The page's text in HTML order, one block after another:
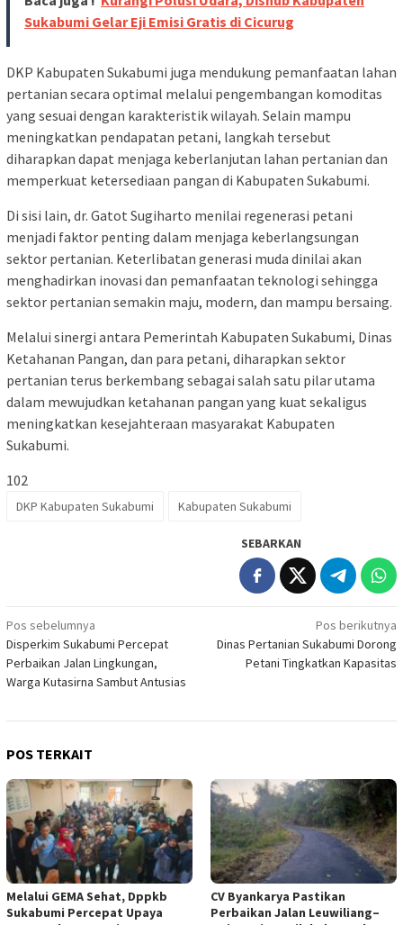
Sukabumi Gelar Eji Emisi Gratis di Cicurug
DKP Kabupaten Sukabumi juga mendukung pemanfaatan lahan
pertanian secara optimal melalui pengembangan komoditas
yang sesuai dengan karakteristik wilayah. Selain mampu
meningkatkan pendapatan petani, langkah tersebut
diharapkan dapat menjaga keberlanjutan lahan pertanian dan
memperkuat ketersediaan pangan di Kabupaten Sukabumi.
Di sisi lain, dr. Gatot Sugiharto menilai regenerasi petani
menjadi faktor penting dalam menjaga keberlangsungan
sektor pertanian. Keterlibatan generasi muda dinilai akan
menghadirkan inovasi dan pemanfaatan teknologi sehingga
sektor pertanian semakin maju, modern, dan mampu bersaing.
Melalui sinergi antara Pemerintah Kabupaten Sukabumi, Dinas
Ketahanan Pangan, dan para petani, diharapkan sektor
pertanian terus berkembang sebagai salah satu pilar utama
dalam mewujudkan ketahanan pangan yang kuat sekaligus
meningkatkan kesejahteraan masyarakat Kabupaten
Sukabumi.
102
DKP Kabupaten Sukabumi Kabupaten Sukabumi
SEBARKAN
Navigasi
pos
Pos sebelumnya
Disperkim Sukabumi Percepat
Perbaikan Jalan Lingkungan,
Warga Kutasirna Sambut Antusias
Pos berikutnya
Dinas Pertanian Sukabumi Dorong
Petani Tingkatkan Kapasitas
POS TERKAIT
Melalui GEMA Sehat, Dppkb
Sukabumi Percepat Upaya
CV Byankarya Pastikan
Perbaikan Jalan Leuwiliang–